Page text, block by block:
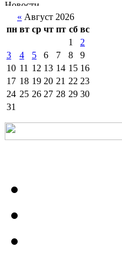
« Август 2026
пн вт ср чт пт сб вс
1
2
3
4 5 6 7 8
9
10 11 12 13 14 15 16
17 18 19 20 21 22 23
24 25 26 27 28 29 30
31